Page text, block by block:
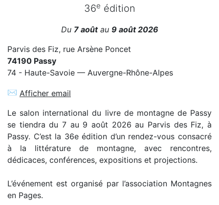
36e édition
Du 7 aoûtau 9 août 2026
Parvis des Fiz, rue Arsène Poncet
74190 Passy
74 - Haute-Savoie — Auvergne-Rhône-Alpes
✉ Afficher email
Le salon international du livre de montagne de Passy
se tiendra du 7 au 9 août 2026 au Parvis des Fiz, à
Passy. C’est la 36e édition d’un rendez-vous consacré
à la littérature de montagne, avec rencontres,
dédicaces, conférences, expositions et projections.
L’événement est organisé par l’association Montagnes
en Pages.